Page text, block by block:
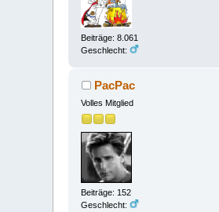
Beiträge: 8.061
Geschlecht:
PacPac
Volles Mitglied
Beiträge: 152
Geschlecht: